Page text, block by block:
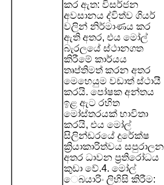
කර ඇත: විසර්ජන
අවසානය ද්විත්ව ගියර්
වලින් නිර්මාණය කර
ඇති අතර, එය මෝල්
බැරලයේ ස්ථානගත
කිරීමේ කාර්යය
තෘප්තිමත් කරන අතර
මෙහෙයුම වඩාත් ස්ථායී
කරයි. පෝෂක අන්තය
ඉළ ඇට රහිත
මෝස්තරයක් භාවිතා
කරයි, එය මෝල්
සිලින්ඩරයේ දුරේක්ෂ
ක්‍රියාකාරිත්වය සපුරාලන
අතර ධාවන ප්‍රතිරෝධය
කුඩා වේ.4. මෝල්
ෙබයාරිං ලිහිසි කිරීම: